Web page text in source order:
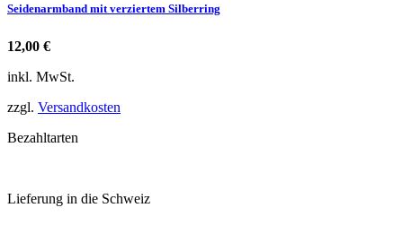
Seidenarmband mit verziertem Silberring
12,00 €
inkl. MwSt.
zzgl. Versandkosten
Bezahltarten
Lieferung in die Schweiz